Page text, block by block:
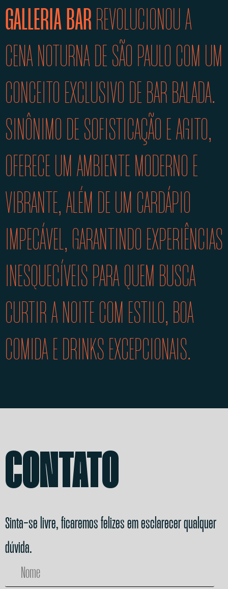
GALLERIA BAR REVOLUCIONOU A
CENA NOTURNA DE SÃO PAULO COM UM
CONCEITO EXCLUSIVO DE BAR BALADA.
SINÔNIMO DE SOFISTICAÇÃO E AGITO,
OFERECE UM AMBIENTE MODERNO E
VIBRANTE, ALÉM DE UM CARDÁPIO
IMPECÁVEL, GARANTINDO EXPERIÊNCIAS
INESQUECÍVEIS PARA QUEM BUSCA
CURTIR A NOITE COM ESTILO, BOA
COMIDA E DRINKS EXCEPCIONAIS.
CONTATO
Sinta-se livre, ficaremos felizes em esclarecer qualquer
dúvida.